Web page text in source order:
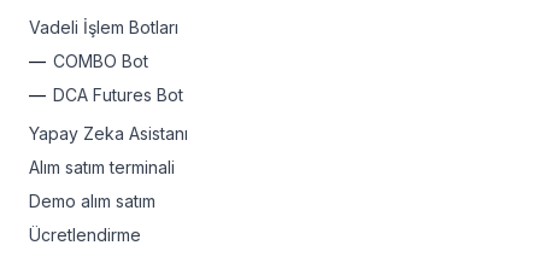
Vadeli İşlem Botları
COMBO Bot
DCA Futures Bot
Yapay Zeka Asistanı
Alım satım terminali
Demo alım satım
Ücretlendirme